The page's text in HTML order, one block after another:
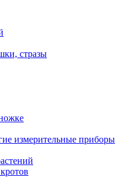
стразы
измерительные приборы